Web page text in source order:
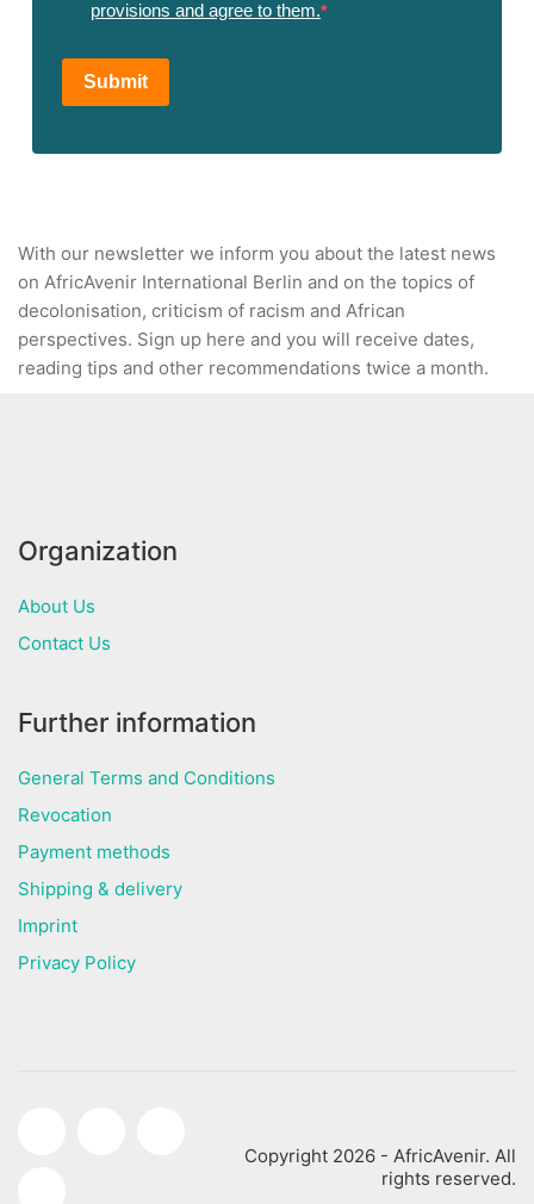
provisions and agree to them.
Submit
With our newsletter we inform you about the latest news
on AfricAvenir International Berlin and on the topics of
decolonisation, criticism of racism and African
perspectives. Sign up here and you will receive dates,
reading tips and other recommendations twice a month.
Organization
About Us
Contact Us
Further information
General Terms and Conditions
Revocation
Payment methods
Shipping & delivery
Imprint
Privacy Policy
Copyright 2026 - AfricAvenir. All
rights reserved.